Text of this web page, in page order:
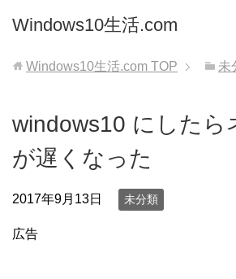
Windows10生活.com
Windows10生活.com TOP 未
windows10 にしたら
が遅くなった
2017年9月13日 未分類
広告